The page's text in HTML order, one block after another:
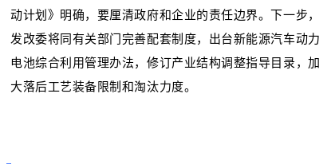
动计划》明确，要厘清政府和企业的责任边界。下一步，
发改委将同有关部门完善配套制度，出台新能源汽车动力
电池综合利用管理办法，修订产业结构调整指导目录，加
大落后工艺装备限制和淘汰力度。